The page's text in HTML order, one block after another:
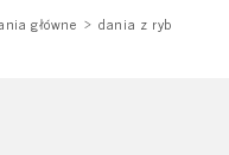
główne
dania z ryb